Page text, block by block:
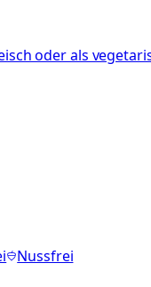
oder als
Nussfrei